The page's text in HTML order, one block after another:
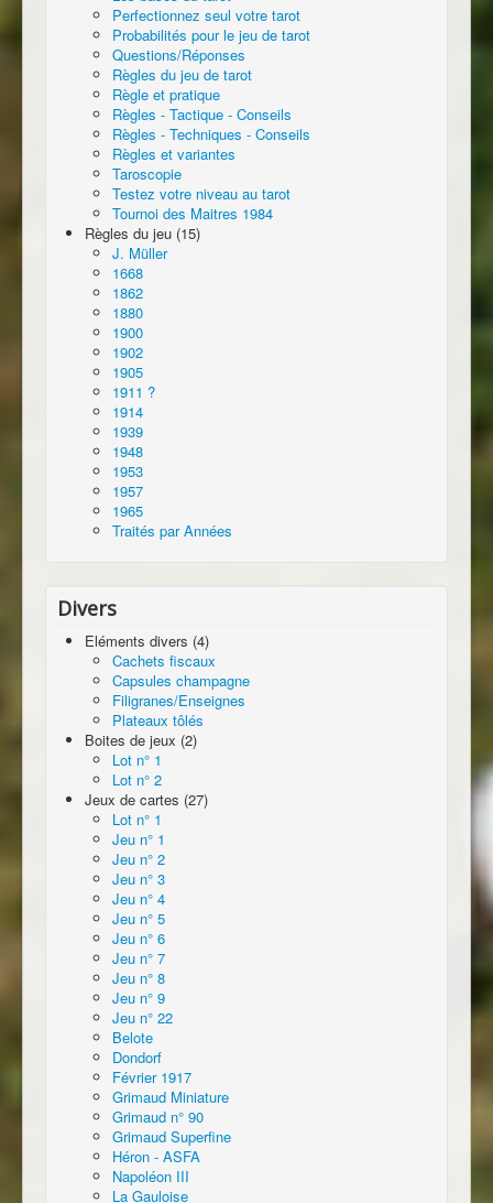
Perfectionnez seul votre tarot
Probabilités pour le jeu de tarot
Questions/Réponses
Règles du jeu de tarot
Règle et pratique
Règles - Tactique - Conseils
Règles - Techniques - Conseils
Règles et variantes
Taroscopie
Testez votre niveau au tarot
Tournoi des Maitres 1984
Règles du jeu (15)
J. Müller
1668
1862
1880
1900
1902
1905
1911 ?
1914
1939
1948
1953
1957
1965
Traités par Années
Divers
Eléments divers (4)
Cachets fiscaux
Capsules champagne
Filigranes/Enseignes
Plateaux tôlés
Boites de jeux (2)
Lot n° 1
Lot n° 2
Jeux de cartes (27)
Lot n° 1
Jeu n° 1
Jeu n° 2
Jeu n° 3
Jeu n° 4
Jeu n° 5
Jeu n° 6
Jeu n° 7
Jeu n° 8
Jeu n° 9
Jeu n° 22
Belote
Dondorf
Février 1917
Grimaud Miniature
Grimaud n° 90
Grimaud Superfine
Héron - ASFA
Napoléon III
La Gauloise